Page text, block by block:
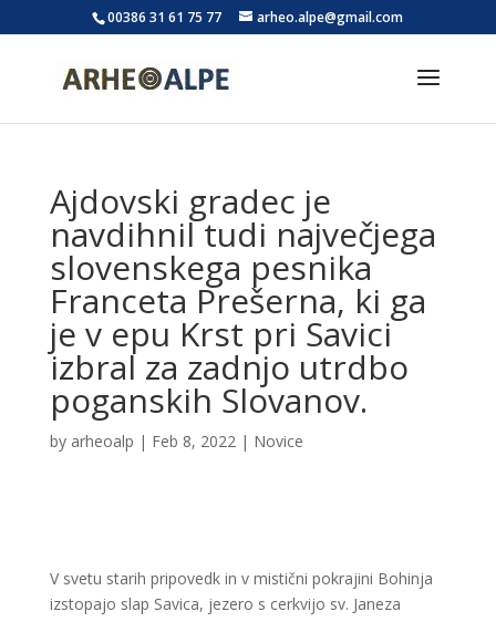
00386 31 61 75 77 arheo.alpe@gmail.com
Ajdovski gradec je
navdihnil tudi največjega
slovenskega pesnika
Franceta Prešerna, ki ga
je v epu Krst pri Savici
izbral za zadnjo utrdbo
poganskih Slovanov.
by arheoalp | Feb 8, 2022| Novice
V svetu starih pripovedk in v mistični pokrajini Bohinja
izstopajo slap Savica, jezero s cerkvijo sv. Janeza